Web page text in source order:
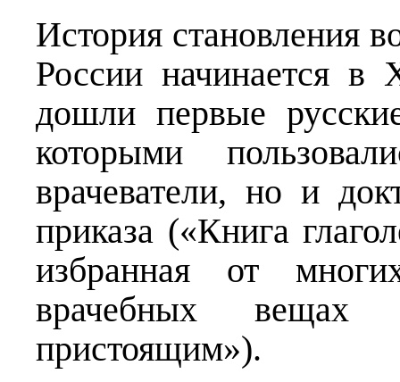
История становления
России начинается
дошли первые
которыми
врачеватели, но и
приказа («Книга
избранная от
врачебных вещах
пристоящим»).